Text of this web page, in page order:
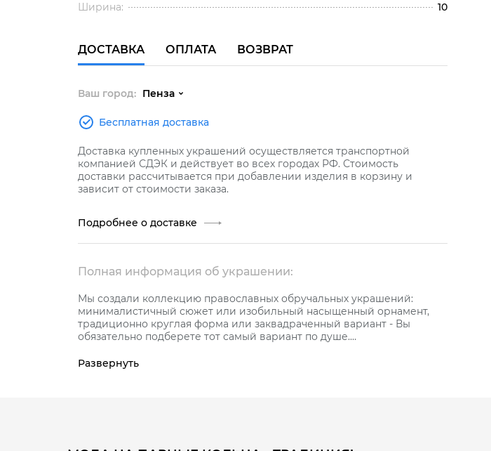
Ширина:
10
ДОСТАВКА ОПЛАТА ВОЗВРАТ
Ваш город: Пенза
Бесплатная доставка
Доставка купленных украшений осуществляется транспортной
компанией СДЭК и действует во всех городах РФ. Стоимость
доставки рассчитывается при добавлении изделия в корзину и
зависит от стоимости заказа.
Подробнее о доставке
Полная информация об украшении:
Мы создали коллекцию православных обручальных украшений:
минималистичный сюжет или изобильный насыщенный орнамент,
традиционно круглая форма или заквадраченный вариант - Вы
обязательно подберете тот самый вариант по душе.
зарядом силы и благополучия в подтверждение глубокой любви.
Развернуть